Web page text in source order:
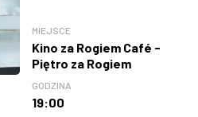
MIEJSCE
Kino za Rogiem Café -
Piętro za Rogiem
GODZINA
19:00